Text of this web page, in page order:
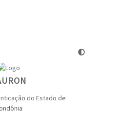
do Estado de